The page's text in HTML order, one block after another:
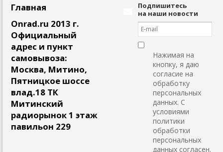
Главная
Onrad.ru 2013 г.
Официальный
адрес и пункт
самовывоза:
Москва, Митино,
Пятницкое шоссе
влад.18 ТК
Митинский
радиорынок 1 этаж
павильон 229
Подпишитесь
на наши новости
Нажимая на
кнопку, я даю
согласие на
обработку
персональных
данных. С
условиями
политики
обработки
персональных
данных согласен.